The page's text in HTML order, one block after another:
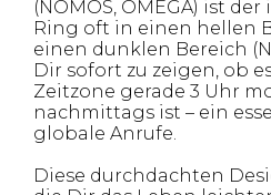
(NOMOS, OMEGA) ist
Ring oft in einen hellen
einen dunklen Bereich
Dir sofort zu zeigen, ob
Zeitzone gerade 3 Uhr
nachmittags ist – ein
globale Anrufe.
Diese durchdachten